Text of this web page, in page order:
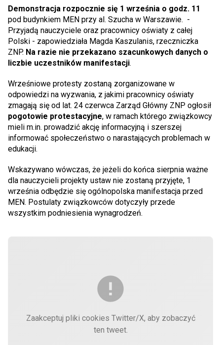
Demonstracja rozpocznie się 1 września o godz. 11
pod budynkiem MEN przy al. Szucha w Warszawie. -
Przyjadą nauczyciele oraz pracownicy oświaty z całej
Polski - zapowiedziała Magda Kaszulanis, rzeczniczka
ZNP. Na razie nie przekazano szacunkowych danych o
liczbie uczestników manifestacji.
Wrześniowe protesty zostaną zorganizowane w
odpowiedzi na wyzwania, z jakimi pracownicy oświaty
zmagają się od lat. 24 czerwca Zarząd Główny ZNP ogłosił
pogotowie protestacyjne, w ramach którego związkowcy
mieli m.in. prowadzić akcję informacyjną i szerszej
informować społeczeństwo o narastających problemach w
edukacji.
Wskazywano wówczas, że jeżeli do końca sierpnia ważne
dla nauczycieli projekty ustaw nie zostaną przyjęte, 1
września odbędzie się ogólnopolska manifestacja przed
MEN. Postulaty związkowców dotyczyły przede
wszystkim podniesienia wynagrodzeń.
Zaakceptuj pliki cookies Twitter/X, aby zobaczyć
ten tweet.